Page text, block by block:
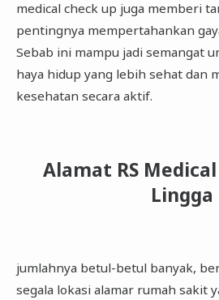
medical check up juga memberi
pentingnya mempertahankan
Sebab ini mampu jadi semangat
haya hidup yang lebih sehat dan
kesehatan secara aktif.
Alamat RS
Lingga
jumlahnya betul-betul banyak,
segala lokasi alamar rumah sakit